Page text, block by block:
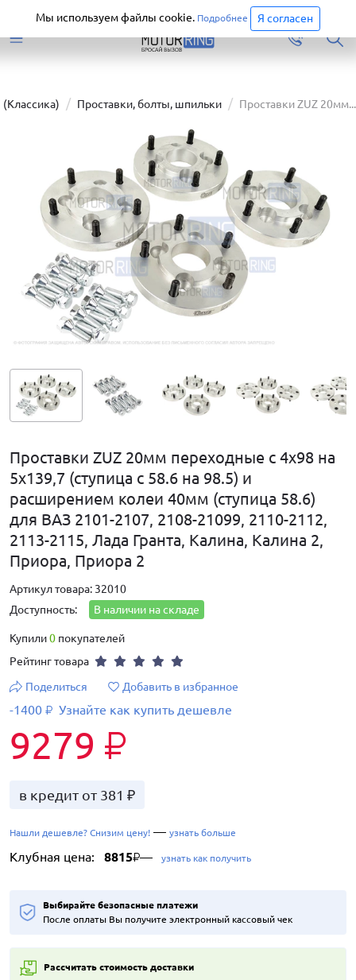
Перейти
Проставки, болты, шпильки Проставки ZUZ 20мм...
Проставки ZUZ 20мм переходные с 4х98 на
5х139,7 (ступица с 58.6 на 98.5) и
расширением колеи 40мм (ступица 58.6)
для ВАЗ 2101-2107, 2108-21099, 2110-2112,
2113-2115, Лада Гранта, Калина, Калина 2,
Приора, Приора 2
Артикул товара: 32010
Доступность:
В наличии на складе
Купили0 покупателей
Рейтинг товара
Поделиться
Добавить в избранное
-1400 ₽ Узнайте как купить дешевле
9279 ₽
в кредит от 381 ₽
Нашли дешевле? Снизим цену! — узнать больше
Клубная цена: 8815₽— узнать как получить
Выбирайте безопасные платежи
После оплаты Вы получите электронный кассовый чек
Рассчитать стоимость доставки
Мы используем файлы cookie. Подробнее Я согласен